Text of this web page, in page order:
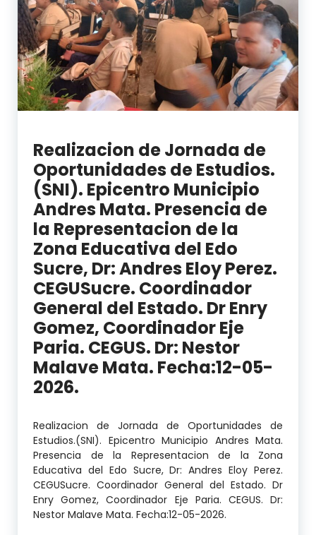
Realizacion de Jornada de
Oportunidades de Estudios.
(SNI). Epicentro Municipio
Andres Mata. Presencia de
la Representacion de la
Zona Educativa del Edo
Sucre, Dr: Andres Eloy Perez.
CEGUSucre. Coordinador
General del Estado. Dr Enry
Gomez, Coordinador Eje
Paria. CEGUS. Dr: Nestor
Malave Mata. Fecha:12-05-
2026.
Realizacion de Jornada de Oportunidades de
Estudios.(SNI). Epicentro Municipio Andres Mata.
Presencia de la Representacion de la Zona
Educativa del Edo Sucre, Dr: Andres Eloy Perez.
CEGUSucre. Coordinador General del Estado. Dr
Enry Gomez, Coordinador Eje Paria. CEGUS. Dr:
Nestor Malave Mata. Fecha:12-05-2026.